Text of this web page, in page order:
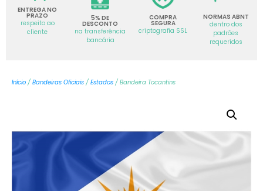
ENTREGA NO
PRAZO
respeito ao
cliente
5% DE
DESCONTO
na transferência
bancária
COMPRA
SEGURA
criptografia SSL
NORMAS ABNT
dentro dos
padrões
requeridos
Início / Bandeiras Oficiais / Estados / Bandeira Tocantins